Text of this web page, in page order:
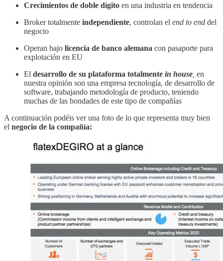
Crecimientos de doble dígito en una industria en tendencia
Broker totalmente independiente, controlan el end to end del
negocio
Operan bajo licencia de banco alemana con pasaporte para
explotación en EU
El desarrollo de su plataforma totalmente in house en
nuestra opinión son una empresa tecnología, de desarrollo de
software, trabajando metodología de producto, teniendo
muchas de las bondades de este tipo de compañías
A continuación podéis ver una foto de lo que representa muy bien
el negocio de la compañía: